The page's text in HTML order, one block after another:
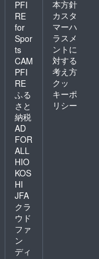
PFI
RE
for
Spor
ts
CAM
PFI
RE
ふる
さと
納税
AD
FOR
ALL
HIO
KOS
HI
JFA
クラ
ウド
ファ
ン
ディ
本方針
カスタ
マーハ
ラスメ
ントに
対する
考え方
クッ
キーポ
リシー